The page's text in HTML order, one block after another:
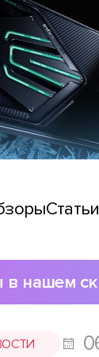
Статьи
нашем